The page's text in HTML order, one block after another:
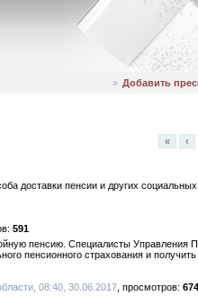
» Добавить
« ‹
доставки пенсии и других социальных
591
пенсию. Специалисты Управления
пенсионного страхования и
08:40, 30.06.2017
674